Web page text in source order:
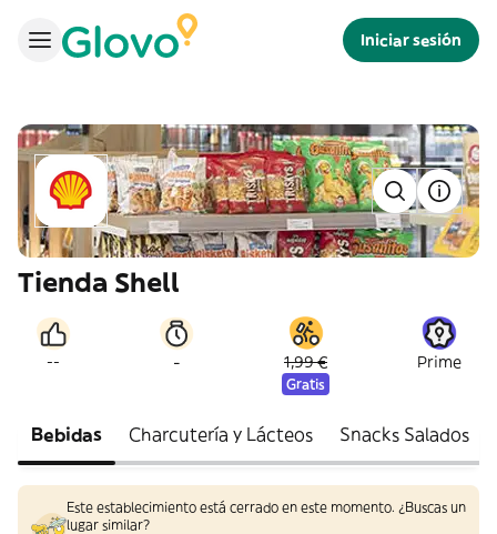
Iniciar sesión
Tienda Shell
-- - 1,99 €
Gratis
Prime
Bebidas Charcutería y Lácteos Snacks Salados
Este establecimiento está cerrado en este momento. ¿Buscas un
lugar similar?